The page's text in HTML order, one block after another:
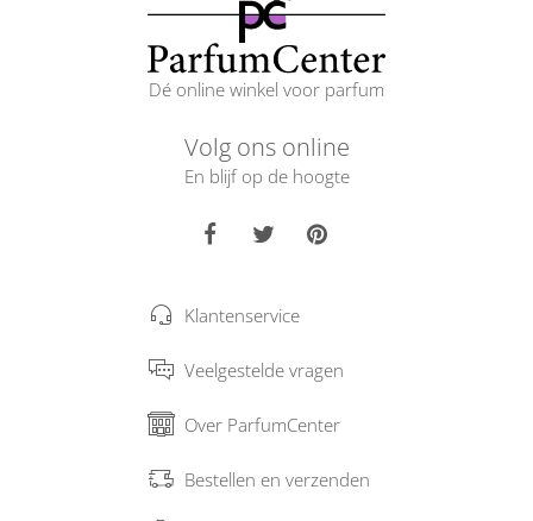
Dé online winkel voor parfum
Volg ons online
En blijf op de hoogte
Klantenservice
Veelgestelde vragen
Over ParfumCenter
Bestellen en verzenden